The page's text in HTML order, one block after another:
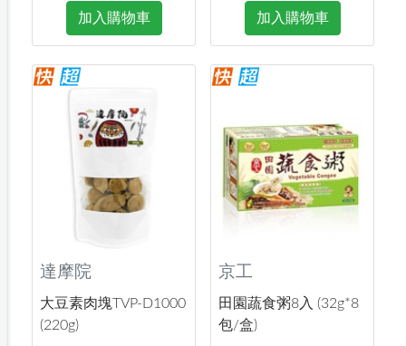
加入購物車 加入購物車
達摩院
大豆素肉塊TVP-D1000
(220g)
京工
田園蔬食粥8入 (32g*8
包/盒)